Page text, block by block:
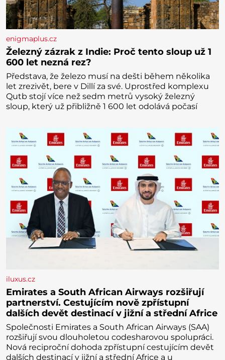
enigmaplus.cz
Železný zázrak z Indie: Proč tento sloup už 1
600 let nezná rez?
Představa, že železo musí na dešti během několika
let zrezivět, bere v Dillí za své. Uprostřed komplexu
Qutb stojí více než sedm metrů vysoký železný
sloup, který už přibližně 1 600 let odolává počasí
iluxus.cz
Emirates a South African Airways rozšiřují
partnerství. Cestujícím nově zpřístupní
dalších devět destinací v jižní a střední Africe
Společnosti Emirates a South African Airways (SAA)
rozšiřují svou dlouholetou codesharovou spolupráci.
Nová reciproční dohoda zpřístupní cestujícím devět
dalších destinací v jižní a střední Africe a u